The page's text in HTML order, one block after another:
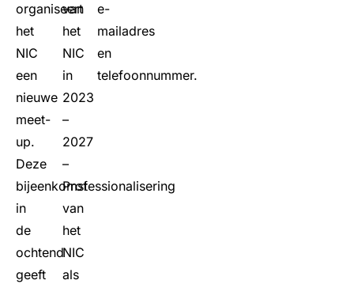
organiseert
het
NIC
een
nieuwe
meet-
up.
Deze
bijeenkomst
in
de
ochtend
geeft
van
het
NIC
in
2023
–
2027
–
Professionalisering
van
het
NIC
als
e-
mailadres
en
telefoonnummer.